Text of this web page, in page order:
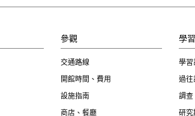
參觀
交通路線
開館時間、費用
設施指南
商店、餐廳
學習
學習
過往
調查
研究